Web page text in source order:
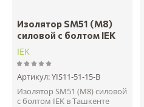
Изолятор SM51 (М8)
силовой с болтом IEK
IEK
Артикул:YIS11-51-15-B
Изолятор SM51 (М8) силовой
с болтом IEK в Ташкенте